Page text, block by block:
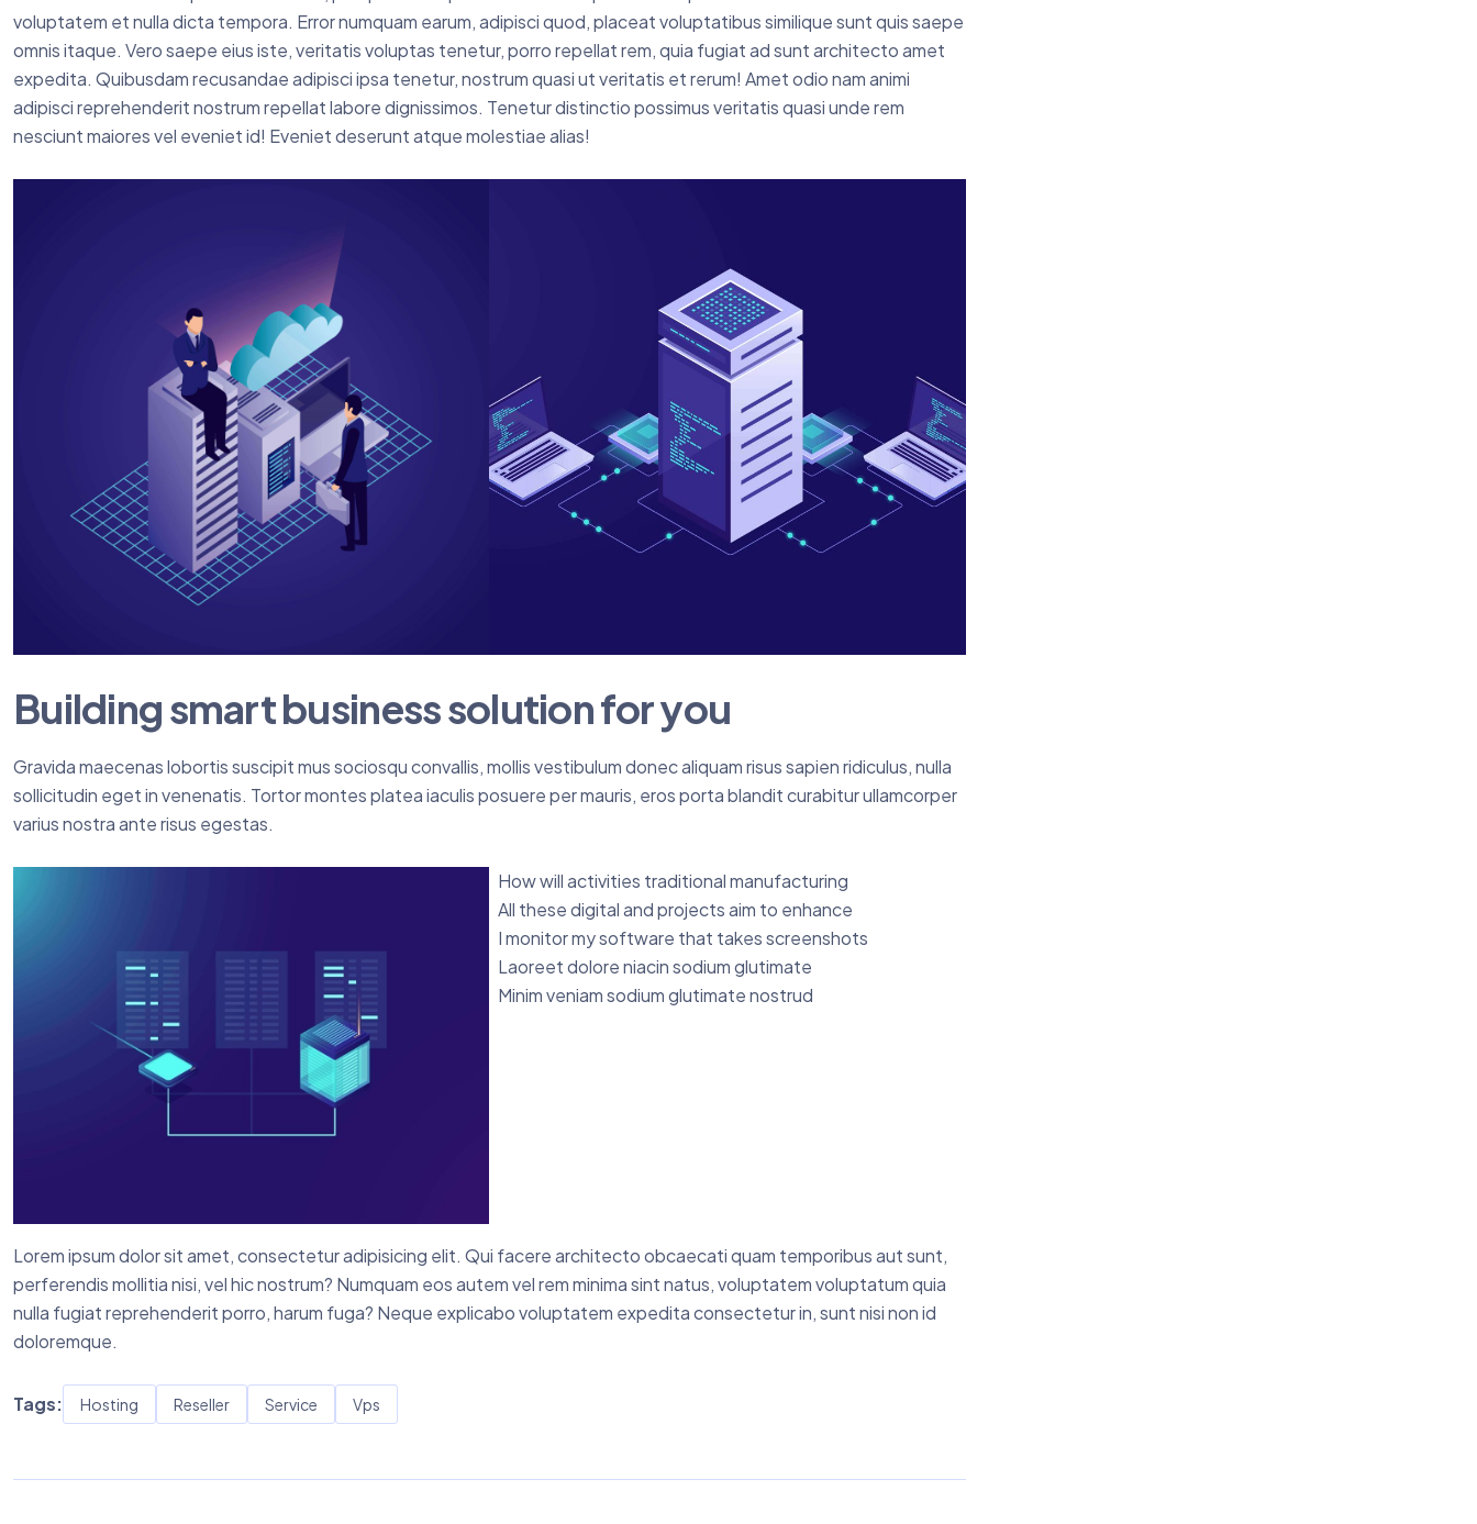
voluptatem et nulla dicta tempora. Error numquam earum, adipisci quod, placeat voluptatibus similique sunt quis saepe
omnis itaque. Vero saepe eius iste, veritatis voluptas tenetur, porro repellat rem, quia fugiat ad sunt architecto amet
expedita. Quibusdam recusandae adipisci ipsa tenetur, nostrum quasi ut veritatis et rerum! Amet odio nam animi
adipisci reprehenderit nostrum repellat labore dignissimos. Tenetur distinctio possimus veritatis quasi unde rem
nesciunt maiores vel eveniet id! Eveniet deserunt atque molestiae alias!
Building smart business solution for you
Gravida maecenas lobortis suscipit mus sociosqu convallis, mollis vestibulum donec aliquam risus sapien ridiculus, nulla
sollicitudin eget in venenatis. Tortor montes platea iaculis posuere per mauris, eros porta blandit curabitur ullamcorper
varius nostra ante risus egestas.
How will activities traditional manufacturing
All these digital and projects aim to enhance
I monitor my software that takes screenshots
Laoreet dolore niacin sodium glutimate
Minim veniam sodium glutimate nostrud
Lorem ipsum dolor sit amet, consectetur adipisicing elit. Qui facere architecto obcaecati quam temporibus aut sunt,
perferendis mollitia nisi, vel hic nostrum? Numquam eos autem vel rem minima sint natus, voluptatem voluptatum quia
nulla fugiat reprehenderit porro, harum fuga? Neque explicabo voluptatem expedita consectetur in, sunt nisi non id
doloremque.
Tags: Hosting Reseller Service Vps